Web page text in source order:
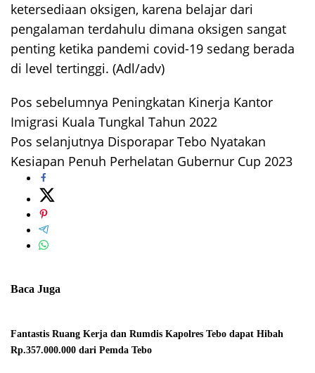
ketersediaan oksigen, karena belajar dari
pengalaman terdahulu dimana oksigen sangat
penting ketika pandemi covid-19 sedang berada
di level tertinggi. (Adl/adv)
Navigasi
pos
Pos sebelumnya Peningkatan Kinerja Kantor
Imigrasi Kuala Tungkal Tahun 2022
Pos selanjutnya Disporapar Tebo Nyatakan
Kesiapan Penuh Perhelatan Gubernur Cup 2023
Baca Juga
Fantastis Ruang Kerja dan Rumdis Kapolres Tebo dapat Hibah
Rp.357.000.000 dari Pemda Tebo